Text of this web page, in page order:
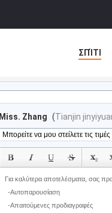
ΣΠΊΤΙ
Miss. Zhang (Tianjin